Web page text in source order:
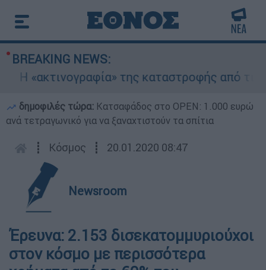
BREAKING NEWS:
της καταστροφής από τις
δημοφιλές τώρα: Κατσαφάδος στο OPEN: 1.000 ευρώ
ανά τετραγωνικό για να ξαναχτιστούν τα σπίτια
┋ Κόσμος ┋ 20.01.2020 08:47
Newsroom
Έρευνα: 2.153 δισεκατομμυριούχοι
στον κόσμο με περισσότερα